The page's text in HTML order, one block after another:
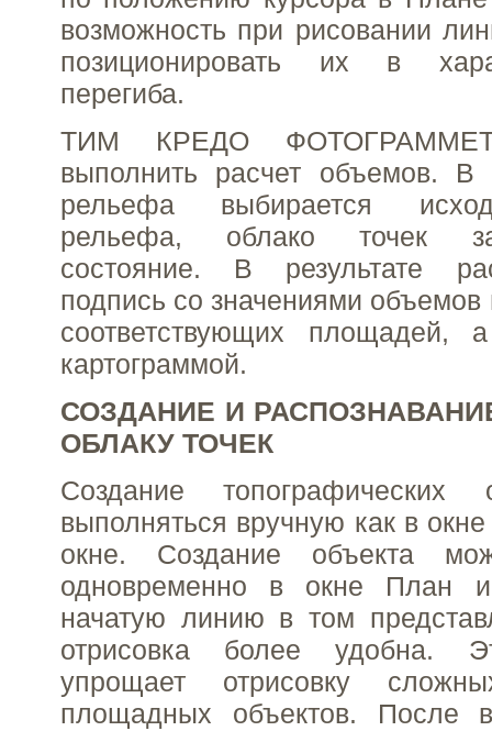
возможность при рисовании
позиционировать их в
перегиба.
ТИМ КРЕДО
выполнить расчет объемов. В
рельефа выбирается
рельефа, облако точек
состояние. В результате
подпись со значениями
соответствующих площадей,
картограммой.
СОЗДАНИЕ И
ОБЛАКУ ТОЧЕК
Создание топографических
выполняться вручную как в
окне. Создание объекта
одновременно в окне План
начатую линию в том
отрисовка более удобна.
упрощает отрисовку
площадных объектов. После